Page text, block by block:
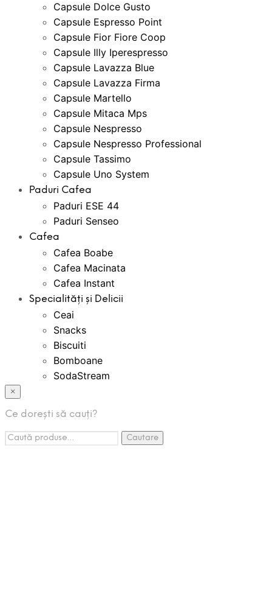
Capsule Dolce Gusto
Capsule Espresso Point
Capsule Fior Fiore Coop
Capsule Illy Iperespresso
Capsule Lavazza Blue
Capsule Lavazza Firma
Capsule Martello
Capsule Mitaca Mps
Capsule Nespresso
Capsule Nespresso Professional
Capsule Tassimo
Capsule Uno System
Paduri Cafea
Paduri ESE 44
Paduri Senseo
Cafea
Cafea Boabe
Cafea Macinata
Cafea Instant
Specialități și Delicii
Ceai
Snacks
Biscuiti
Bomboane
SodaStream
Espressoare Cafea
Accesorii
×
Ce dorești să cauți?
Caută: Cautare